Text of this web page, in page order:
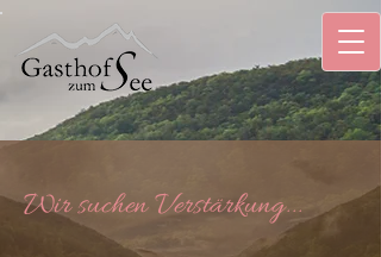
Wir suchen Verstärkung...